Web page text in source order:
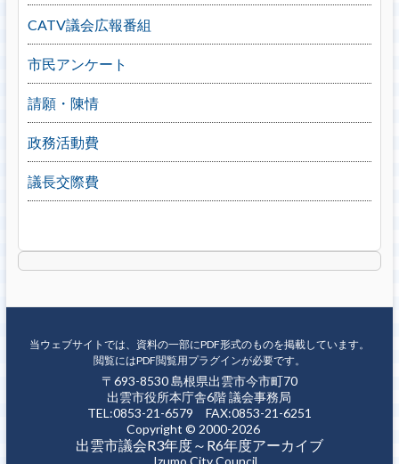
CATV議会広報番組
市民アンケート
請願・陳情
政務活動費
議長交際費
当ウェブサイトでは、資料の一部にPDF形式のものを掲載しています。
閲覧にはPDF閲覧用プラグインが必要です。
〒693-8530 島根県出雲市今市町70
出雲市役所本庁舎6階 議会事務局
TEL:0853-21-6579 FAX:0853-21-6251
Copyright © 2000-2026
出雲市議会R3年度～R6年度アーカイブ
Izumo City Council